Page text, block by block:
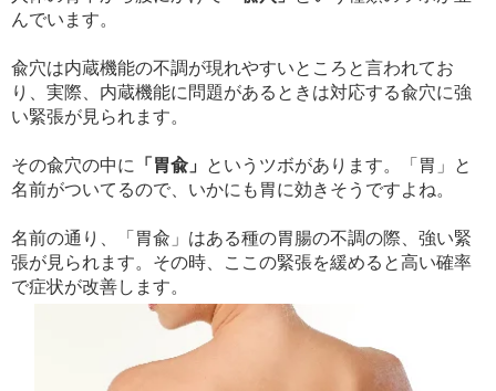
んでいます。
兪穴は内蔵機能の不調が現れやすいところと言われてお
り、実際、内蔵機能に問題があるときは対応する兪穴に強
い緊張が見られます。
その兪穴の中に 「胃兪」
というツボがあります。「胃」と
名前がついてるので、いかにも胃に効きそうですよね。
名前の通り、「胃兪」はある種の胃腸の不調の際、強い緊
張が見られます。その時、ここの緊張を緩めると高い確率
で症状が改善します。